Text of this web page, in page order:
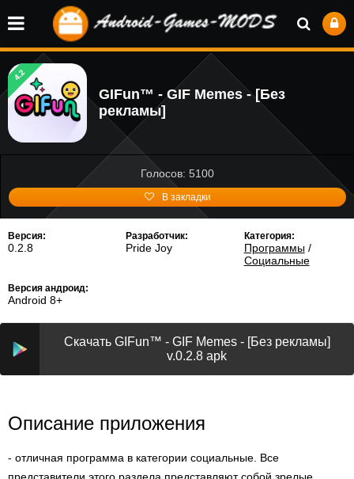
4.2
GIFun™ - GIF Memes - [Без
рекламы]
Голосов: 5100
В закладки
Версия:
0.2.8
Разработчик:
Pride Joy
Категория:
Программы/
Социальные
Версия андроид:
Android 8+
Скачать GIFun™ - GIF Memes - [Без рекламы]
v.0.2.8 apk
Описание приложения
- отличная программа в категории социальные. Все